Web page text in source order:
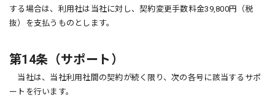
する場合は、利用社は当社に対し、契約変更手数料金39,800円（税
抜）を支払うものとします。
第14条（サポート）
当社は、当社利用社間の契約が続く限り、次の各号に該当するサポ
ートを行います。